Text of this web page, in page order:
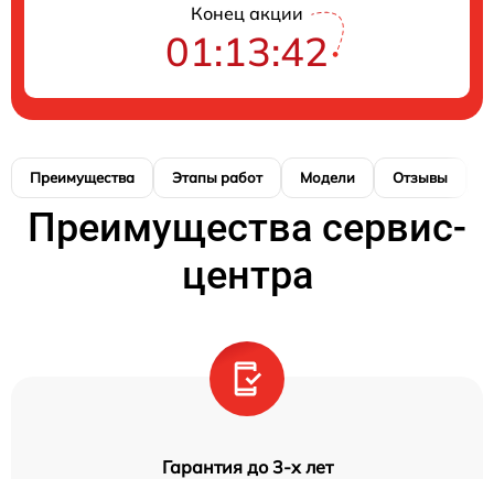
Конец акции
01:13:41
Преимущества Этапы работ Модели Отзывы
Преимущества сервис-
центра
Гарантия до 3-х лет